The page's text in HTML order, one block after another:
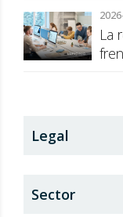
La
Legal
Sector